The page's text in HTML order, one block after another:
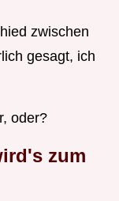
zwischen
gesagt, ich
oder?
zum